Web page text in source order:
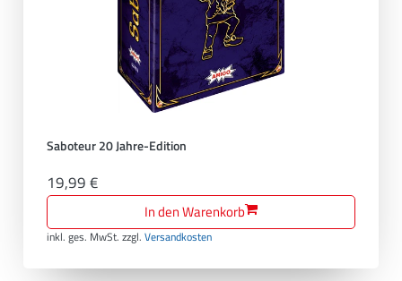
Saboteur 20 Jahre-Edition
19,99 €
In den Warenkorb
inkl. ges. MwSt. zzgl.Versandkosten